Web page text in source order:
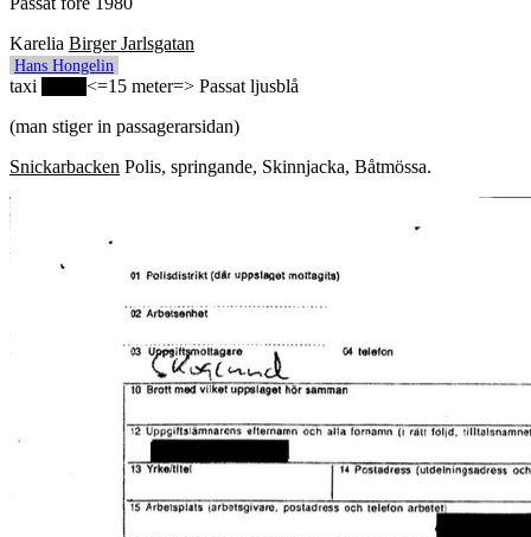
Karelia Birger Jarlsgatan
Hans Hongelin
taxi
<=15 meter=> Passat ljusblå
(man stiger in passagerarsidan)
Snickarbacken Polis, springande, Skinnjacka, Båtmössa.